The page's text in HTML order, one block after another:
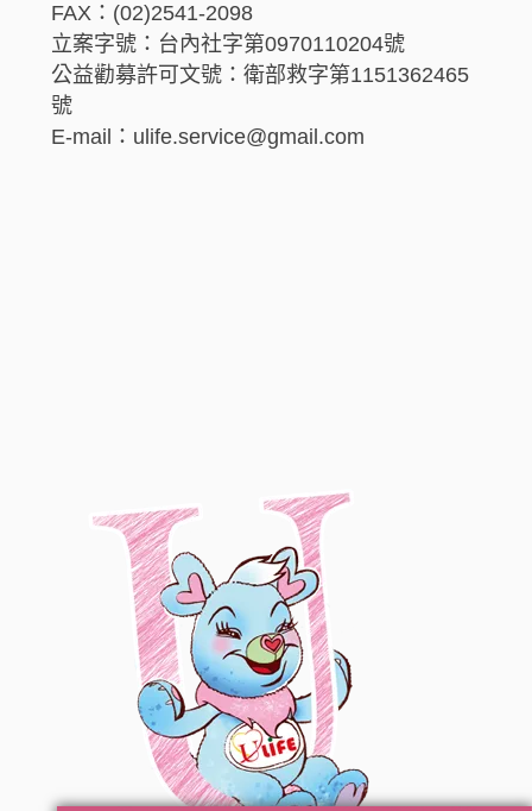
FAX：(02)2541-2098
立案字號：台內社字第0970110204號
公益勸募許可文號：衛部救字第1151362465
號
E-mail：ulife.service@gmail.com